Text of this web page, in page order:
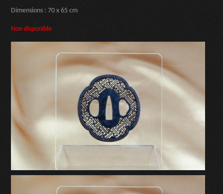
Dimensions : 70 x 65 cm
Non disponible